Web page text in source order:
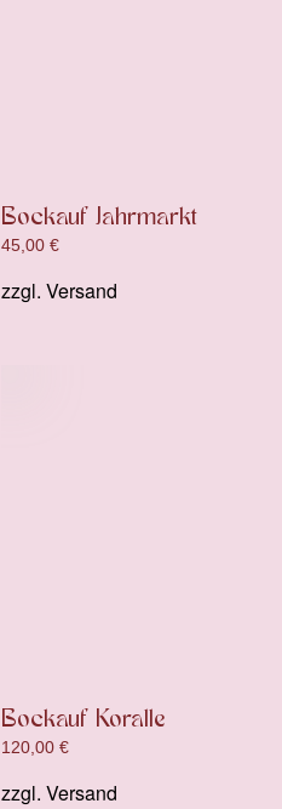
Bockauf Jahrmarkt
45,00 €
zzgl. Versand
Bockauf Koralle
120,00 €
zzgl. Versand